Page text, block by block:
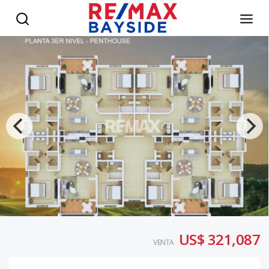
VENTA US$ 321,087
Apartamento en LA ESTANCIA - RE/MAX Bayside